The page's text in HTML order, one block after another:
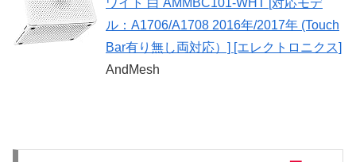
ワイト 白 AMMBC101-WHT [対応モデ
ル：A1706/A1708 2016年/2017年 (Touch
Bar有り無し両対応）] [エレクトロニクス]
AndMesh